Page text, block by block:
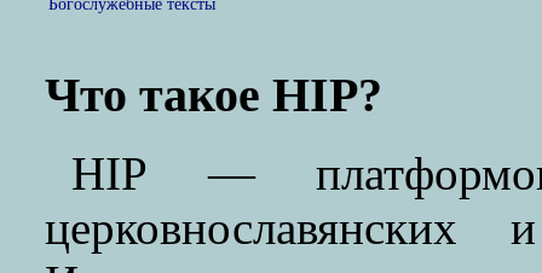
Богослужебные тексты
Что такое HIP?
HIP —
церковнославянских